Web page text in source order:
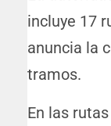
incluye 17
anuncia la
tramos.
En las